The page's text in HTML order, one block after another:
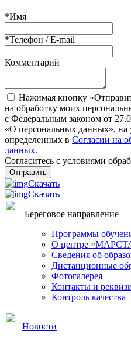
*Имя
*Телефон / E-mail
Комментарий
Нажимая кнопку
на обработку моих
с Федеральным законом от
«О персональных данных», на
определенных в Согласии на
данных.
Согласитесь с условиями
Отправить
Скачать
Скачать
Береговое направление
Программы
О центре
Сведения об
Дистанционные
Фотогалерея
Контакты и
Контроль качества
Новости